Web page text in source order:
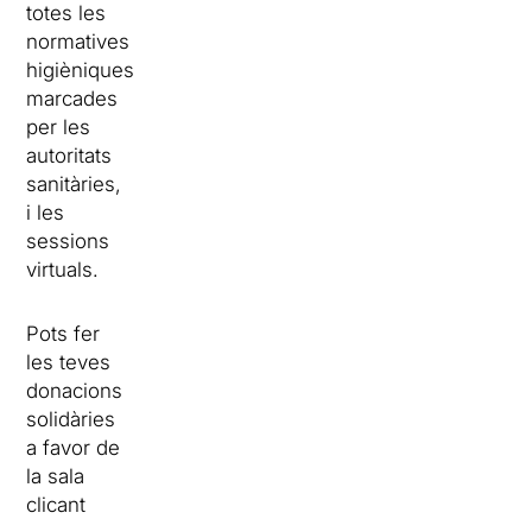
totes les
normatives
higièniques
marcades
per les
autoritats
sanitàries,
i les
sessions
virtuals.
Pots fer
les teves
donacions
solidàries
a favor de
la sala
clicant